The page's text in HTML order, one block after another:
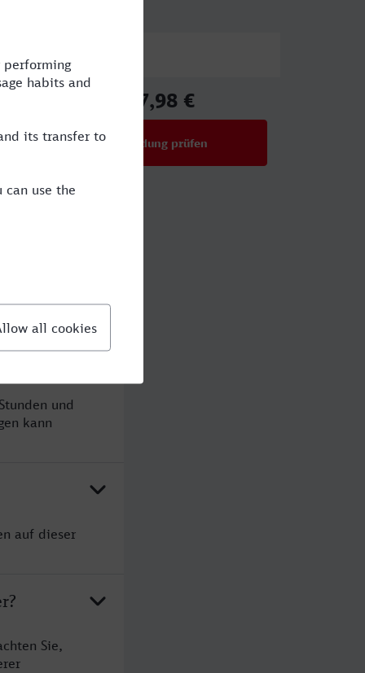
17,98 €
Verbindung prüfen
und
kann
auf dieser
Sie,